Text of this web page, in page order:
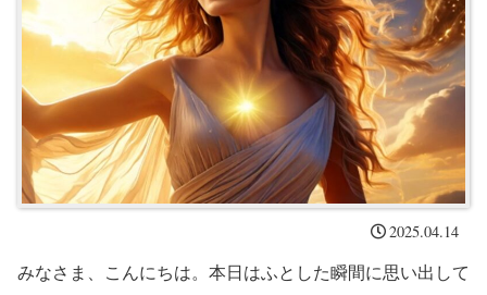
2025.04.14
みなさま、こんにちは。本日はふとした瞬間に思い出して